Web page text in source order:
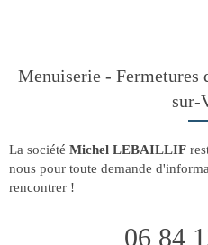
Menuiserie - Fermetures
sur-
La société Michel LEBAILLIF
nous pour toute demande
rencontrer !
06 84